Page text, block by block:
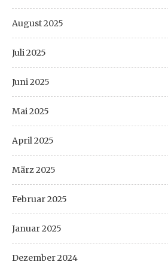
August 2025
Juli 2025
Juni 2025
Mai 2025
April 2025
März 2025
Februar 2025
Januar 2025
Dezember 2024